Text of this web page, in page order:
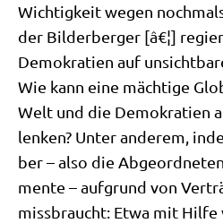
Wich­tig­keit wegen
der Bil­der­ber­ger [â€¦]
Demo­kra­tien auf
Wie kann eine mäch­ti­ge
Welt und die Demo­kra­tien
len­ken? Unter ande­rem,
ber – also die
men­te – auf­grund von
miss­braucht: Etwa mit Hil­fe